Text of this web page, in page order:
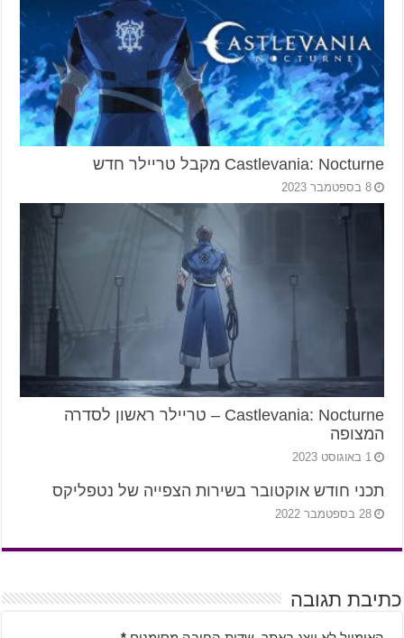
Castlevania: Nocturne מקבל טריילר חדש
8 בספטמבר 2023
Castlevania: Nocturne – טריילר ראשון לסדרה
המצופה
1 באוגוסט 2023
תכני חודש אוקטובר בשירות הצפייה של נטפליקס
28 בספטמבר 2022
כתיבת תגובה